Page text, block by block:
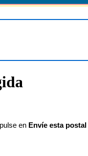
en Envíe esta postal